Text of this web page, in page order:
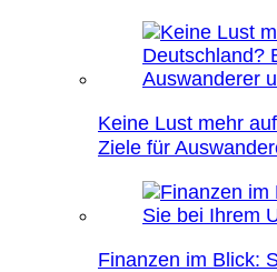
Keine Lust mehr
Ziele für
Finanzen im Blick: